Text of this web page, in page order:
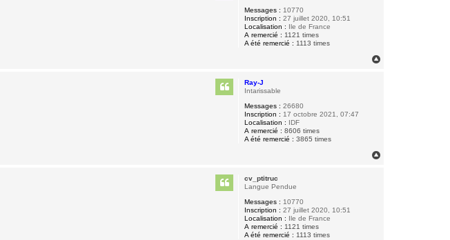
Messages : 10770
Inscription : 27 juillet 2020, 10:51
Localisation : Ile de France
A remercié : 1121 times
A été remercié : 1113 times
Ray-J
Intarissable
Messages : 26680
Inscription : 17 octobre 2021, 07:47
Localisation : IDF
A remercié : 8606 times
A été remercié : 3865 times
cv_ptitruc
Langue Pendue
Messages : 10770
Inscription : 27 juillet 2020, 10:51
Localisation : Ile de France
A remercié : 1121 times
A été remercié : 1113 times